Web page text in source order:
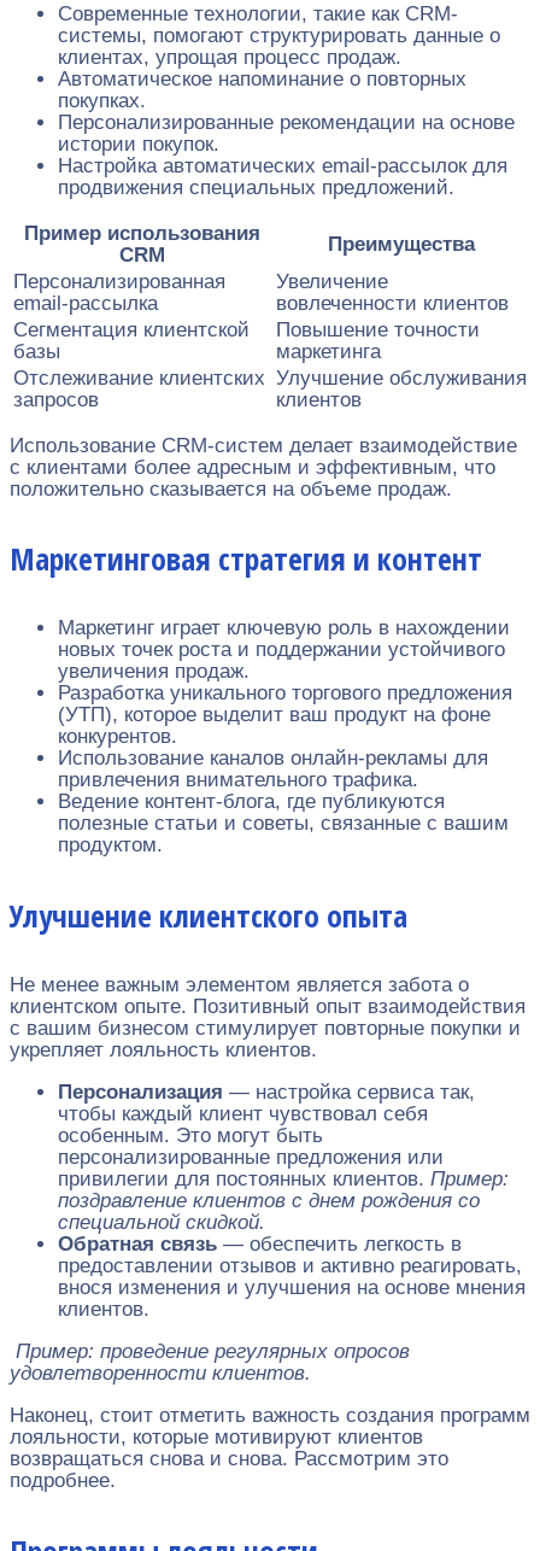
Современные технологии, такие как CRM-
системы, помогают структурировать данные о
клиентах, упрощая процесс продаж.
Автоматическое напоминание о повторных
покупках.
Персонализированные рекомендации на основе
истории покупок.
Настройка автоматических email-рассылок для
продвижения специальных предложений.
Пример использования
CRM
Преимущества
Персонализированная
email-рассылка
Увеличение
вовлеченности клиентов
Сегментация клиентской
базы
Повышение точности
маркетинга
Отслеживание клиентских
запросов
Улучшение обслуживания
клиентов
Использование CRM-систем делает взаимодействие
с клиентами более адресным и эффективным, что
положительно сказывается на объеме продаж.
Маркетинговая стратегия и контент
Маркетинг играет ключевую роль в нахождении
новых точек роста и поддержании устойчивого
увеличения продаж.
Разработка уникального торгового предложения
(УТП), которое выделит ваш продукт на фоне
конкурентов.
Использование каналов онлайн-рекламы для
привлечения внимательного трафика.
Ведение контент-блога, где публикуются
полезные статьи и советы, связанные с вашим
продуктом.
Улучшение клиентского опыта
Не менее важным элементом является забота о
клиентском опыте. Позитивный опыт взаимодействия
с вашим бизнесом стимулирует повторные покупки и
укрепляет лояльность клиентов.
Персонализация — настройка сервиса так,
чтобы каждый клиент чувствовал себя
особенным. Это могут быть
персонализированные предложения или
привилегии для постоянных клиентов. Пример:
поздравление клиентов с днем рождения со
специальной скидкой.
Обратная связь — обеспечить легкость в
предоставлении отзывов и активно реагировать,
внося изменения и улучшения на основе мнения
клиентов.
Пример: проведение регулярных опросов
удовлетворенности клиентов.
Наконец, стоит отметить важность создания программ
лояльности, которые мотивируют клиентов
возвращаться снова и снова. Рассмотрим это
подробнее.